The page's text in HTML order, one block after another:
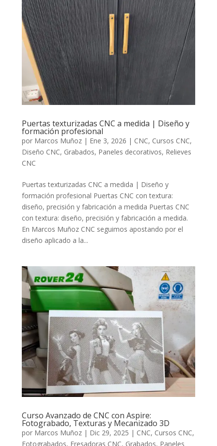
Puertas texturizadas CNC a medida | Diseño y
formación profesional
por Marcos Muñoz| Ene 3, 2026 | CNC, Cursos CNC,
Diseño CNC, Grabados, Paneles decorativos, Relieves
CNC
Puertas texturizadas CNC a medida | Diseño y
formación profesional Puertas CNC con textura:
diseño, precisión y fabricación a medida Puertas CNC
con textura: diseño, precisión y fabricación a medida.
En Marcos Muñoz CNC seguimos apostando por el
diseño aplicado a la...
Curso Avanzado de CNC con Aspire:
Fotograbado, Texturas y Mecanizado 3D
por Marcos Muñoz| Dic 29, 2025 | CNC, Cursos CNC,
Fotograbados, Fresadoras CNC, Grabados, Paneles